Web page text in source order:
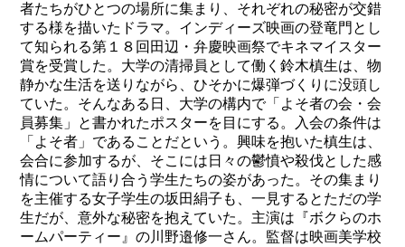
者たちがひとつの場所に集まり、それぞれの秘密が交錯
する様を描いたドラマ。インディーズ映画の登竜門とし
て知られる第１８回田辺・弁慶映画祭でキネマイスター
賞を受賞した。大学の清掃員として働く鈴木槙生は、物
静かな生活を送りながら、ひそかに爆弾づくりに没頭し
ていた。そんなある日、大学の構内で「よそ者の会・会
員募集」と書かれたポスターを目にする。入会の条件は
「よそ者」であることだという。興味を抱いた槙生は、
会合に参加するが、そこには日々の鬱憤や殺伐とした感
情について語り合う学生たちの姿があった。その集まり
を主催する女子学生の坂田絹子も、一見するとただの学
生だが、意外な秘密を抱えていた。主演は『ボクらのホ
ームパーティー』の川野邉修一さん。監督は映画美学校